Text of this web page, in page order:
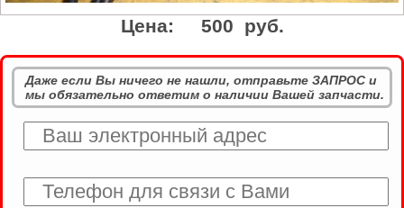
Цена: 500 руб.
Даже если Вы ничего не нашли, отправьте ЗАПРОС и
мы обязательно ответим о наличии Вашей запчасти.